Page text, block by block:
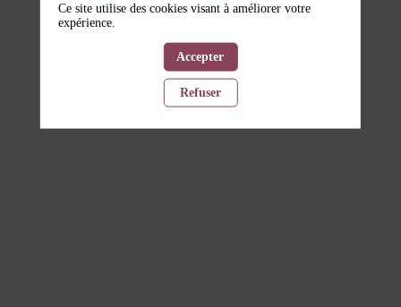
Ce site utilise des cookies visant à améliorer votre
expérience.
Accepter
Refuser